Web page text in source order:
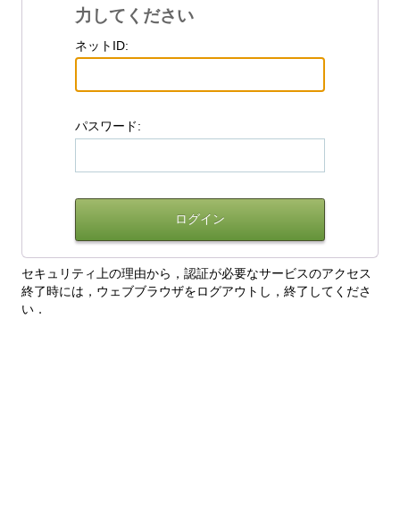
力してください
ネットID:
パスワード:
セキュリティ上の理由から，認証が必要なサービスのアクセス
終了時には，ウェブブラウザをログアウトし，終了してくださ
い．